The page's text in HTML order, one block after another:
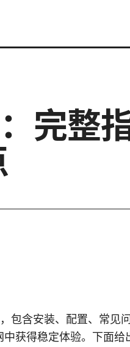
完整指
包含安装、配置、常见
获得稳定体验。下面给